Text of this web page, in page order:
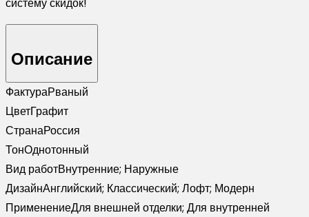
систему скидок!
Описание
ФактураРваный
ЦветГрафит
СтранаРоссия
ТонОднотонный
Вид работВнутренние; Наружные
ДизайнАнглийский; Классический; Лофт; Модерн
ПрименениеДля внешней отделки; Для внутренней